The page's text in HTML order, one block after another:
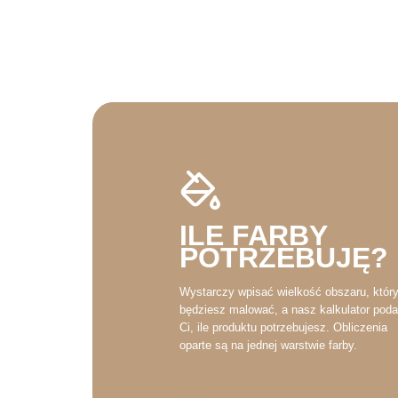
ILE FARBY
POTRZEBUJĘ?
Wystarczy wpisać wielkość obszaru, który
będziesz malować, a nasz kalkulator poda
Ci, ile produktu potrzebujesz. Obliczenia
oparte są na jednej warstwie farby.